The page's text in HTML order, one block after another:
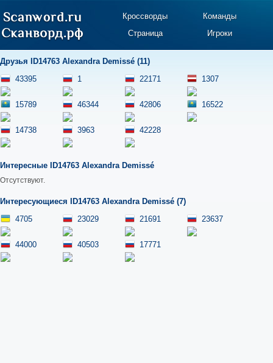
Кроссворды
Команды
Страница
Игроки
Друзья ID14763 Alexandra Demissé (11)
43395
1 22171 1307
15789 46344 42806 16522
14738 3963 42228
Интересные ID14763 Alexandra Demissé
Отсутствуют.
Интересующиеся ID14763 Alexandra Demissé (7)
4705
23029 21691 23637
44000 40503 17771